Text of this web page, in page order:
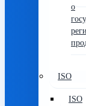
о
ISO
ISO